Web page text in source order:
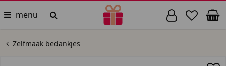
menu
Zelfmaak bedankjes